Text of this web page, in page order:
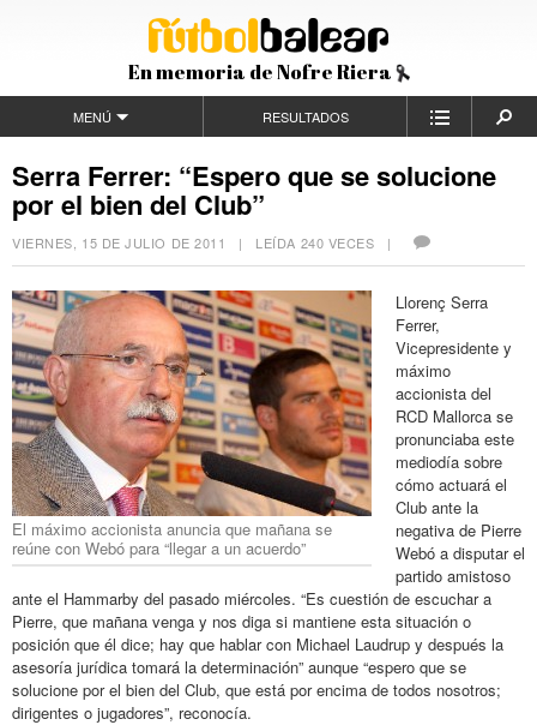
En memoria de Nofre Riera
MENÚ RESULTADOS
Serra Ferrer: “Espero que se solucione
por el bien del Club”
VIERNES, 15 DE JULIO DE 2011 | LEÍDA 240 VECES |
El máximo accionista anuncia que mañana se
reúne con Webó para “llegar a un acuerdo”
Llorenç Serra
Ferrer,
Vicepresidente y
máximo
accionista del
RCD Mallorca se
pronunciaba este
mediodía sobre
cómo actuará el
Club ante la
negativa de Pierre
Webó a disputar el
partido amistoso
ante el Hammarby del pasado miércoles. “Es cuestión de escuchar a
Pierre, que mañana venga y nos diga si mantiene esta situación o
posición que él dice; hay que hablar con Michael Laudrup y después la
asesoría jurídica tomará la determinación” aunque “espero que se
solucione por el bien del Club, que está por encima de todos nosotros;
dirigentes o jugadores”, reconocía.